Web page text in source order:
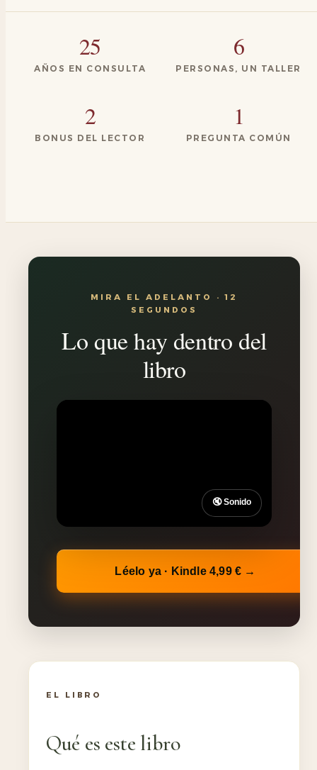
25
AÑOS EN CONSULTA
6
PERSONAS, UN TALLER
2
BONUS DEL LECTOR
1
PREGUNTA COMÚN
MIRA EL ADELANTO · 12
SEGUNDOS
Lo que hay dentro del
libro
🔇 Sonido
Léelo ya · Kindle 4,99 € →
EL LIBRO
Qué es este libro